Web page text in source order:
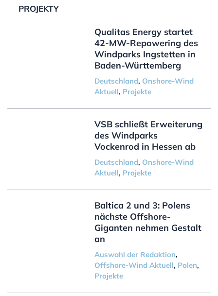
PROJEKTY
Qualitas Energy startet
42-MW-Repowering des
Windparks Ingstetten in
Baden-Württemberg
Deutschland, Onshore-Wind
Aktuell, Projekte
VSB schließt Erweiterung
des Windparks
Vockenrod in Hessen ab
Deutschland, Onshore-Wind
Aktuell, Projekte
Baltica 2 und 3: Polens
nächste Offshore-
Giganten nehmen Gestalt
an
Auswahl der Redaktion,
Offshore-Wind Aktuell, Polen,
Projekte